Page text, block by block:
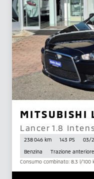
MITSUBISHI
Lancer 1.8
238 046 km 143 PS 03/
Benzina
Trazione anteriore
Consumo combinato: 8.3 l/100